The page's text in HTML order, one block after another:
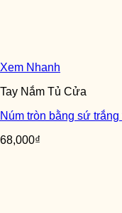
Xem Nhanh
Tay Nắm Tủ Cửa
Núm tròn bằng sứ
68,000₫